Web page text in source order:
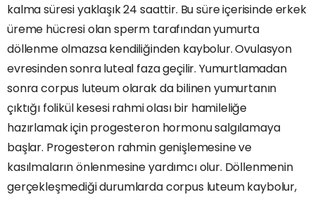
kalma süresi yaklaşık 24 saattir. Bu süre içerisinde erkek
üreme hücresi olan sperm tarafından yumurta
döllenme olmazsa kendiliğinden kaybolur. Ovulasyon
evresinden sonra luteal faza geçilir. Yumurtlamadan
sonra corpus luteum olarak da bilinen yumurtanın
çıktığı folikül kesesi rahmi olası bir hamileliğe
hazırlamak için progesteron hormonu salgılamaya
başlar. Progesteron rahmin genişlemesine ve
kasılmaların önlenmesine yardımcı olur. Döllenmenin
gerçekleşmediği durumlarda corpus luteum kaybolur,